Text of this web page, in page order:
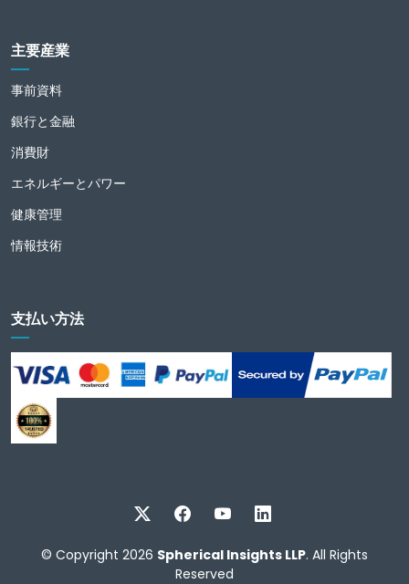
主要産業
事前資料
銀行と金融
消費財
エネルギーとパワー
健康管理
情報技術
支払い方法
© Copyright 2026 Spherical Insights LLP. All Rights
Reserved